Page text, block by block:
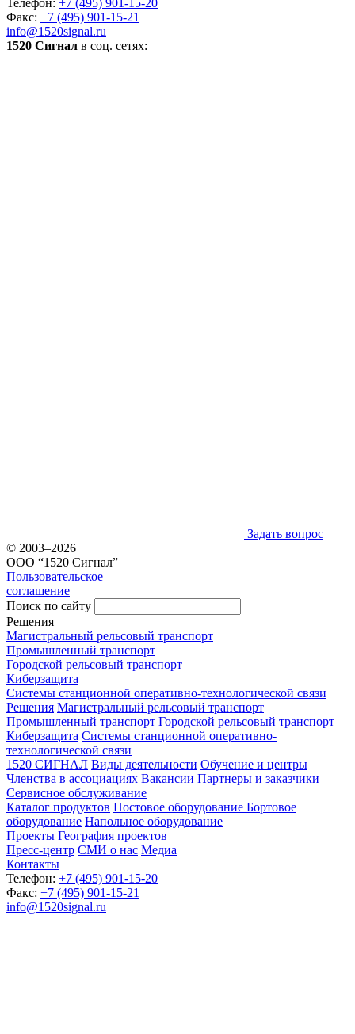
Факс: +7 (495) 901-15-21
info@1520signal.ru
1520 Сигнал в соц. сетях:
Задать вопрос
© 2003–2026
ООО “1520 Сигнал”
Пользовательское
соглашение
Поиск по сайту
Решения
Магистральный рельсовый транспорт
Промышленный транспорт
Городской рельсовый транспорт
Киберзащита
Системы станционной оперативно-технологической связи
Решения Магистральный рельсовый транспорт
Промышленный транспорт Городской рельсовый транспорт
Киберзащита Системы станционной оперативно-
технологической связи
1520 СИГНАЛ Виды деятельности Обучение и центры
Членства в ассоциациях Вакансии Партнеры и заказчики
Сервисное обслуживание
Каталог продуктов Постовое оборудование Бортовое
оборудование Напольное оборудование
Проекты География проектов
Пресс-центр СМИ о нас Медиа
Контакты
Телефон: +7 (495) 901-15-20
Факс: +7 (495) 901-15-21
info@1520signal.ru